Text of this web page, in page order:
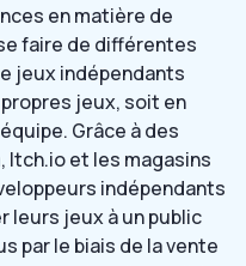
en matière de
faire de différentes
jeux indépendants
jeux, soit en
Grâce à des
et les magasins
indépendants
leurs jeux à un public
par le biais de la vente